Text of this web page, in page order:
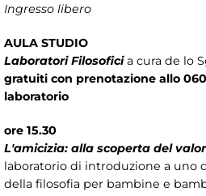
Ingresso libero
AULA STUDIO
Laboratori Filosoficia cura de lo
gratuiti con prenotazione allo
laboratorio
ore 15.30
L'amicizia: alla scoperta del
laboratorio di introduzione a uno
della filosofia per bambine e